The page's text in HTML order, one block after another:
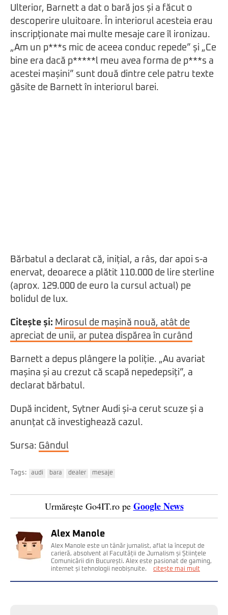
Ulterior, Barnett a dat o bară jos și a făcut o
descoperire uluitoare. În interiorul acesteia erau
inscripționate mai multe mesaje care îl ironizau.
„Am un p***s mic de aceea conduc repede” și „Ce
bine era dacă p*****l meu avea forma de p***s a
acestei mașini” sunt două dintre cele patru texte
găsite de Barnett în interiorul barei.
Bărbatul a declarat că, inițial, a râs, dar apoi s-a
enervat, deoarece a plătit 110.000 de lire sterline
(aprox. 129.000 de euro la cursul actual) pe
bolidul de lux.
Citește și: Mirosul de mașină nouă, atât de
apreciat de unii, ar putea dispărea în curând
Barnett a depus plângere la poliție. „Au avariat
mașina și au crezut că scapă nepedepsiți”, a
declarat bărbatul.
După incident, Sytner Audi și-a cerut scuze și a
anunțat că investighează cazul.
Sursa: Gândul
Tags: audi bara dealer mesaje
Urmărește Go4IT.ro pe Google News
Alex Manole
Alex Manole este un tânăr jurnalist, aflat la început de
carieră, absolvent al Facultății de Jurnalism și Științele
Comunicării din București. Alex este pasionat de gaming,
internet și tehnologii neobișnuite.
citește mai mult